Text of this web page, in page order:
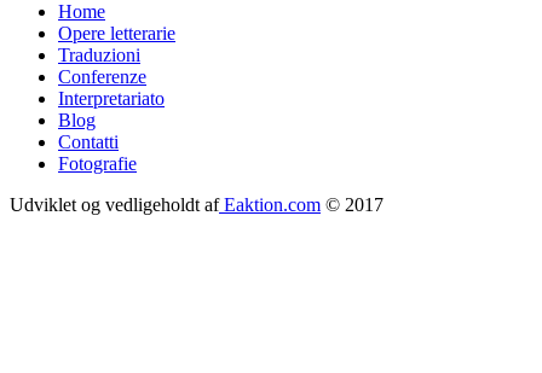
Footer
menu
Home
Opere letterarie
Traduzioni
Conferenze
Interpretariato
Blog
Contatti
Fotografie
Udviklet og vedligeholdt afEaktion.com © 2017